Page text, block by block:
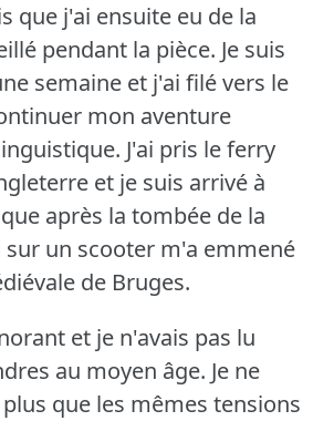
que j'ai ensuite eu de la
pendant la pièce. Je suis
semaine et j'ai filé vers le
mon aventure
J'ai pris le ferry
et je suis arrivé à
après la tombée de la
sur un scooter m'a emmené
de Bruges.
et je n'avais pas lu
au moyen âge. Je ne
que les mêmes tensions